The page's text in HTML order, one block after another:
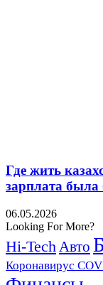
Где жить
зарплата была
06.05.2026
Looking For More?
Hi-Tech Авто
Коронавирус